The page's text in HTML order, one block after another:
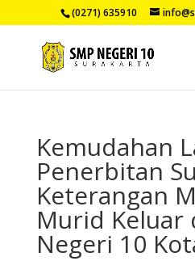
(0271) 635910
Kemudahan
Penerbitan
Keterangan
Murid Keluar
Negeri 10